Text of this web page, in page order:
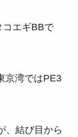
コエギBBで
京湾ではPE3
、結び目から